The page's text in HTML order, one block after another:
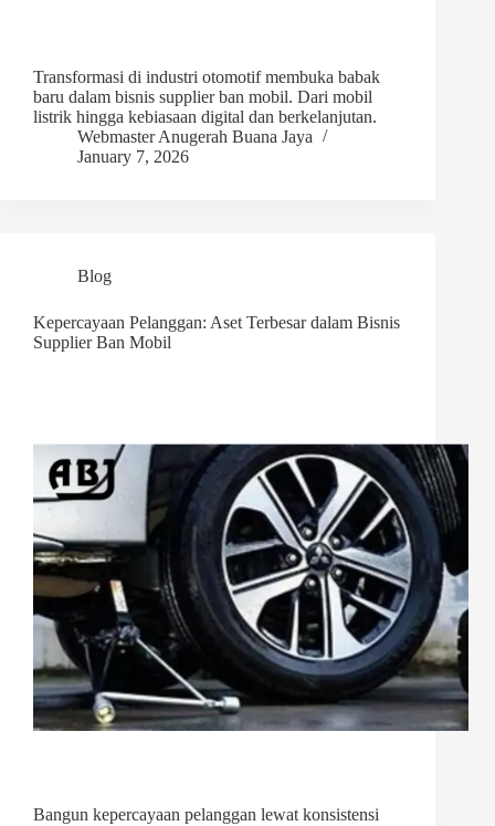
Transformasi di industri otomotif membuka babak
baru dalam bisnis supplier ban mobil. Dari mobil
listrik hingga kebiasaan digital dan berkelanjutan.
Webmaster Anugerah Buana Jaya
January 7, 2026
Blog
Kepercayaan Pelanggan: Aset Terbesar dalam Bisnis
Supplier Ban Mobil
Bangun kepercayaan pelanggan lewat konsistensi